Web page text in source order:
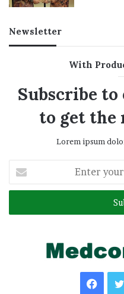
Newsletter
With
Subscribe
to get the
Lorem ipsum
your
Email